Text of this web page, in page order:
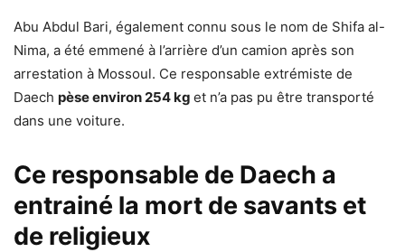
Abu Abdul Bari, également connu sous le nom de Shifa al-
Nima, a été emmené à l’arrière d’un camion après son
arrestation à Mossoul. Ce responsable extrémiste de
Daech pèse environ 254 kg et n’a pas pu être transporté
dans une voiture.
Ce responsable de Daech a
entrainé la mort de savants et
de religieux